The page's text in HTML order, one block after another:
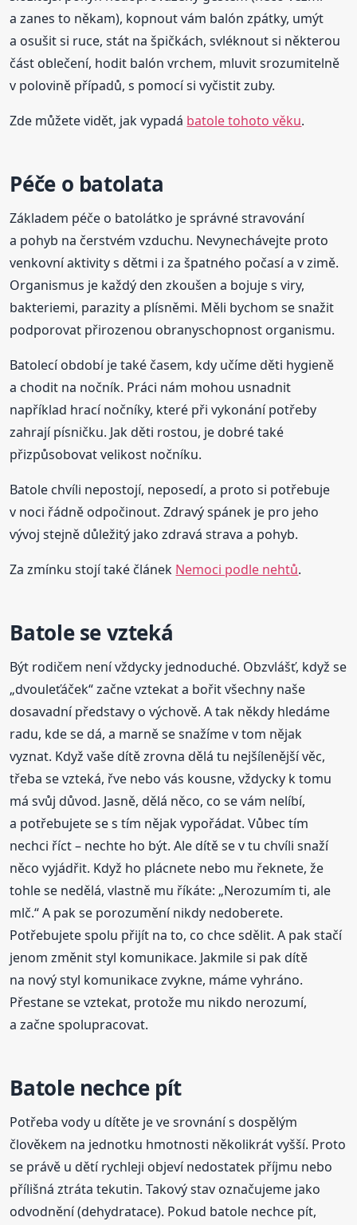
a zanes to někam), kopnout vám balón zpátky, umýt
a osušit si ruce, stát na špičkách, svléknout si některou
část oblečení, hodit balón vrchem, mluvit srozumitelně
v polovině případů, s pomocí si vyčistit zuby.
Zde můžete vidět, jak vypadá batole tohoto věku.
Péče o batolata
Základem péče o batolátko je správné stravování
a pohyb na čerstvém vzduchu. Nevynechávejte proto
venkovní aktivity s dětmi i za špatného počasí a v zimě.
Organismus je každý den zkoušen a bojuje s viry,
bakteriemi, parazity a plísněmi. Měli bychom se snažit
podporovat přirozenou obranyschopnost organismu.
Batolecí období je také časem, kdy učíme děti hygieně
a chodit na nočník. Práci nám mohou usnadnit
například hrací nočníky, které při vykonání potřeby
zahrají písničku. Jak děti rostou, je dobré také
přizpůsobovat velikost nočníku.
Batole chvíli nepostojí, neposedí, a proto si potřebuje
v noci řádně odpočinout. Zdravý spánek je pro jeho
vývoj stejně důležitý jako zdravá strava a pohyb.
Za zmínku stojí také článek Nemoci podle nehtů.
Batole se vzteká
Být rodičem není vždycky jednoduché. Obzvlášť, když se
„dvouleťáček“ začne vztekat a bořit všechny naše
dosavadní představy o výchově. A tak někdy hledáme
radu, kde se dá, a marně se snažíme v tom nějak
vyznat. Když vaše dítě zrovna dělá tu nejšílenější věc,
třeba se vzteká, řve nebo vás kousne, vždycky k tomu
má svůj důvod. Jasně, dělá něco, co se vám nelíbí,
a potřebujete se s tím nějak vypořádat. Vůbec tím
nechci říct – nechte ho být. Ale dítě se v tu chvíli snaží
něco vyjádřit. Když ho plácnete nebo mu řeknete, že
tohle se nedělá, vlastně mu říkáte: „Nerozumím ti, ale
mlč.“ A pak se porozumění nikdy nedoberete.
Potřebujete spolu přijít na to, co chce sdělit. A pak stačí
jenom změnit styl komunikace. Jakmile si pak dítě
na nový styl komunikace zvykne, máme vyhráno.
Přestane se vztekat, protože mu nikdo nerozumí,
a začne spolupracovat.
Batole nechce pít
Potřeba vody u dítěte je ve srovnání s dospělým
člověkem na jednotku hmotnosti několikrát vyšší. Proto
se právě u dětí rychleji objeví nedostatek příjmu nebo
přílišná ztráta tekutin. Takový stav označujeme jako
odvodnění (dehydratace). Pokud batole nechce pít,